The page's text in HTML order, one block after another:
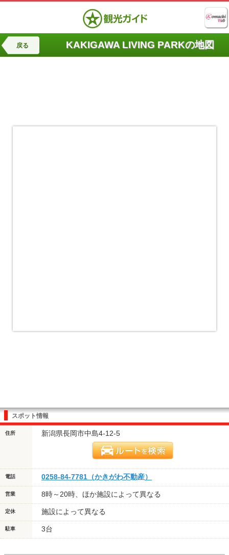
戻る KAKIGAWA LIVING PARKの地図
スポット情報
住所 新潟県長岡市中島4-12-5
電話 0258-84-7781（かきがわ不動産）
営業 8時～20時、ほか施設によって異なる
定休 施設によって異なる
駐車 3台